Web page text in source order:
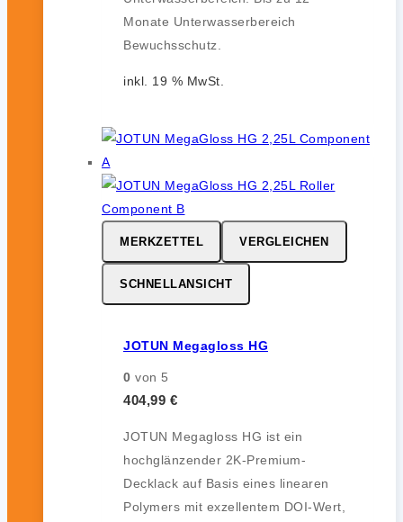
Monate Unterwasserbereich
Bewuchsschutz.
inkl. 19 % MwSt.
MERKZETTEL VERGLEICHEN
SCHNELLANSICHT
JOTUN Megagloss HG
0 von 5
404,99 €
JOTUN Megagloss HG ist ein
hochglänzender 2K-Premium-
Decklack auf Basis eines linearen
Polymers mit exzellentem DOI-Wert,